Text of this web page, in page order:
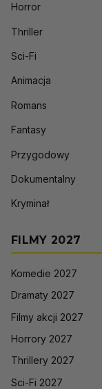
Horror
Thriller
Sci-Fi
Animacja
Romans
Fantasy
Przygodowy
Dokumentalny
Kryminał
FILMY 2027
Komedie 2027
Dramaty 2027
Filmy akcji 2027
Horrory 2027
Thrillery 2027
Sci-Fi 2027